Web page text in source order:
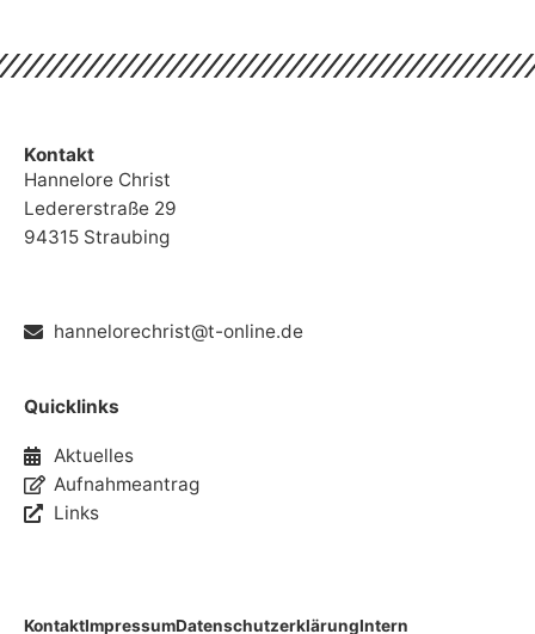
Kontakt
Hannelore Christ
Ledererstraße 29
94315 Straubing
hannelorechrist@t-online.de
Quicklinks
Aktuelles
Aufnahmeantrag
Links
KontaktImpressumDatenschutzerklärungIntern